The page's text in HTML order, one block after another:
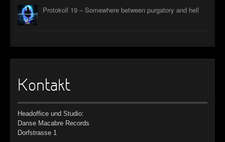
Protokoll 19 – Somewhere between purgatory and hell
Kontakt
Headoffice und Studio:
Danse Macabre Records
Dorfstrasse 1